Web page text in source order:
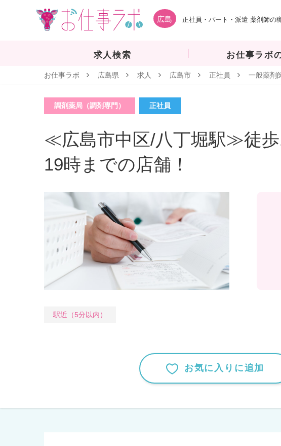
広島 正社員・パート・派遣 薬剤師の
求人検索 お仕事ラボ
お仕事ラボ 広島県 求人 広島市 正社員 一般薬剤
調剤薬局（調剤専門） 正社員
≪広島市中区/八丁堀駅≫徒
19時までの店舗！
駅近（5分以内）
お気に入りに追加